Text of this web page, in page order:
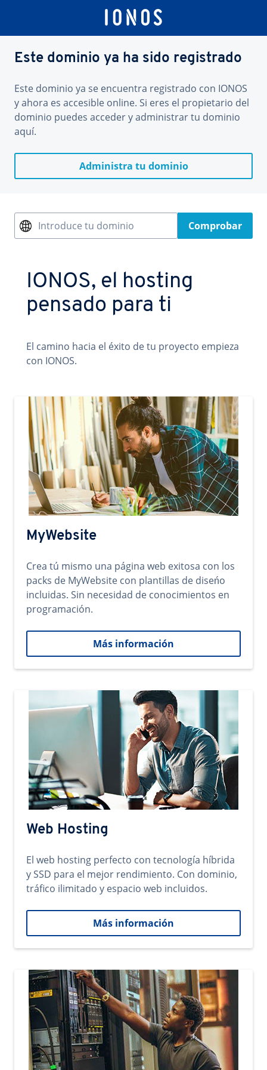
Este dominio ya ha sido registrado
Este dominio ya se encuentra registrado con IONOS
y ahora es accesible online. Si eres el propietario del
dominio puedes acceder y administrar tu dominio
aquí.
Administra tu dominio
Introduce tu dominio Comprobar
IONOS, el hosting
pensado para ti
El camino hacia el éxito de tu proyecto empieza
con IONOS.
MyWebsite
Crea tú mismo una página web exitosa con los
packs de MyWebsite con plantillas de diseńo
incluidas. Sin necesidad de conocimientos en
programación.
Más información
Web Hosting
El web hosting perfecto con tecnología híbrida
y SSD para el mejor rendimiento. Con dominio,
tráfico ilimitado y espacio web incluidos.
Más información